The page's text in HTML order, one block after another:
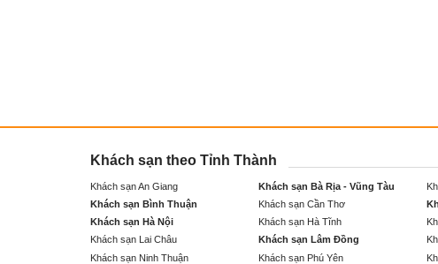
Khách sạn theo Tỉnh Thành
Khách sạn An Giang Khách sạn Bà Rịa - Vũng Tàu
Khách sạn Bình Thuận
Khách sạn Cần Thơ
Khách sạn Hà Nội
Khách sạn Hà Tĩnh
Khách sạn Lai Châu
Khách sạn Lâm Đồng
Khách sạn Ninh Thuận
Khách sạn Phú Yên